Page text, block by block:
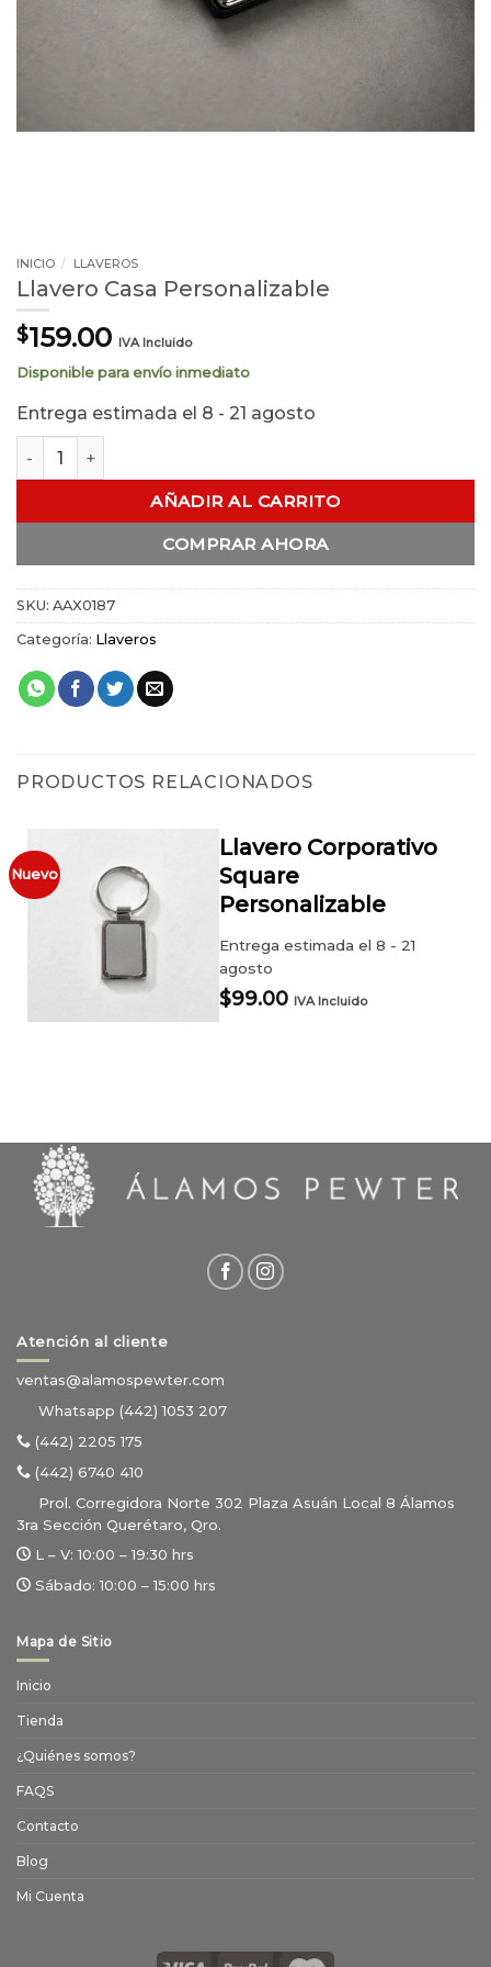
INICIO / LLAVEROS
Llavero Casa Personalizable
$159.00 IVA Incluido
Disponible para envío inmediato
Entrega estimada el 8 - 21 agosto
Llavero Casa Personalizable cantidad
AÑADIR AL CARRITO
COMPRAR AHORA
SKU: AAX0187
Categoría: Llaveros
PRODUCTOS RELACIONADOS
Nuevo
Llavero Corporativo
Square
Personalizable
Entrega estimada el 8 - 21
agosto
$99.00 IVA Incluido
Atención al cliente
ventas@alamospewter.com
Whatsapp (442) 1053 207
(442) 2205 175
(442) 6740 410
Prol. Corregidora Norte 302 Plaza Asuán Local 8 Álamos
3ra Sección Querétaro, Qro.
L – V: 10:00 – 19:30 hrs
Sábado: 10:00 – 15:00 hrs
Mapa de Sitio
Inicio
Tienda
¿Quiénes somos?
FAQS
Contacto
Blog
Mi Cuenta